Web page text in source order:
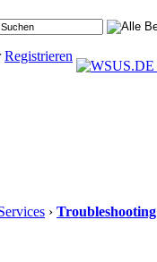
Registrieren
› Troubleshooting